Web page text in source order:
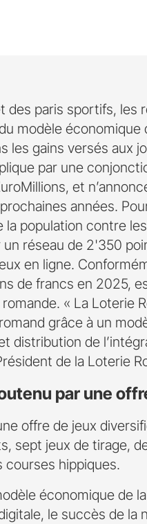
paris sportifs, les
modèle économique
les gains versés aux
par une
et
années.
population contre
réseau de 2'350
en ligne.
de francs en 2025,
« La Loterie
grâce à un
distribution de
de la Loterie
par une
offre de jeux
sept jeux de tirage,
courses hippiques.
économique de
le succès de la